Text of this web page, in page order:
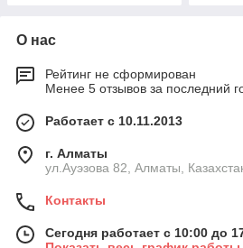
О нас
Рейтинг не сформирован
Менее 5 отзывов за последний
Работает с 10.11.2013
г. Алматы
ул.Ауэзова 82, Алматы,
Контакты
Сегодня работает с 10:00 до